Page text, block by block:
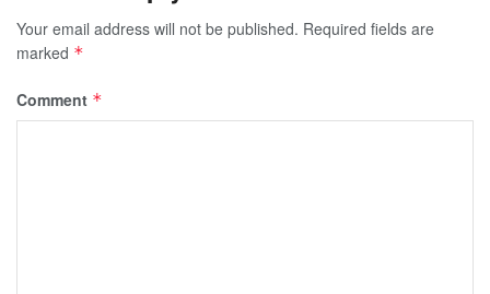
Your email address will not be published. Required fields are
marked *
Comment *